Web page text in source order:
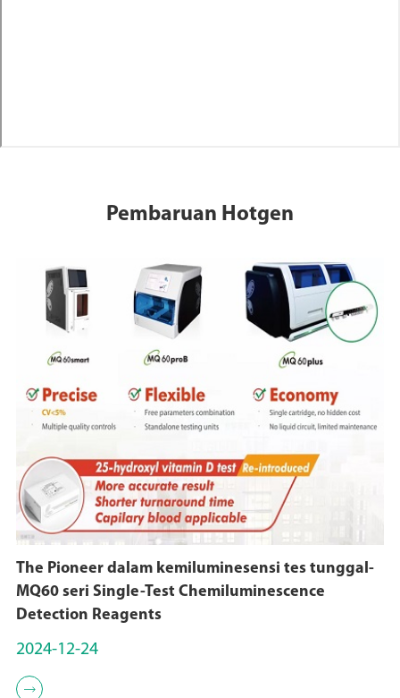
Pembaruan Hotgen
The Pioneer dalam kemiluminesensi tes tunggal-
MQ60 seri Single-Test Chemiluminescence
Detection Reagents
2024-12-24
